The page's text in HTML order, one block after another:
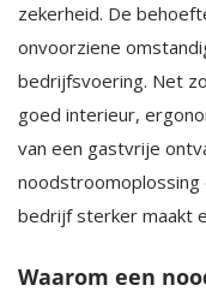
zekerheid. De
onvoorziene
bedrijfsvoering. Net
goed interieur,
van een gastvrije
bedrijf sterker maakt
Waarom een